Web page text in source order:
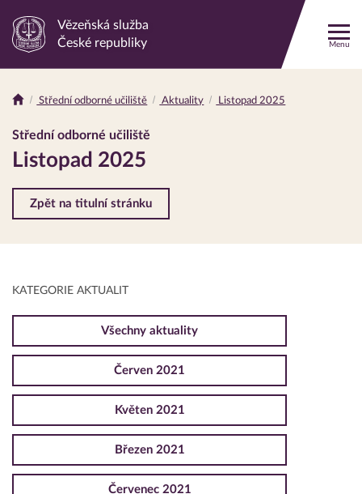
Odkaz
stránku
Vězeňská služba
České republiky
Menu
Drobečková
navigace
Střední odborné učiliště Aktuality Listopad 2025
Střední odborné učiliště
Listopad 2025
Zpět na titulní stránku
KATEGORIE AKTUALIT
Všechny aktuality
Červen 2021
Květen 2021
Březen 2021
Červenec 2021